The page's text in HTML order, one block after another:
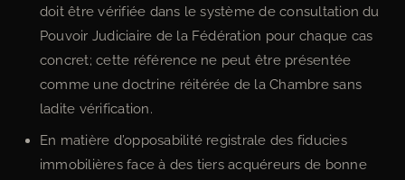
doit être vérifiée dans le système de consultation du
Pouvoir Judiciaire de la Fédération pour chaque cas
concret; cette référence ne peut être présentée
comme une doctrine réitérée de la Chambre sans
ladite vérification.
En matière d’opposabilité registrale des fiducies
immobilières face à des tiers acquéreurs de bonne